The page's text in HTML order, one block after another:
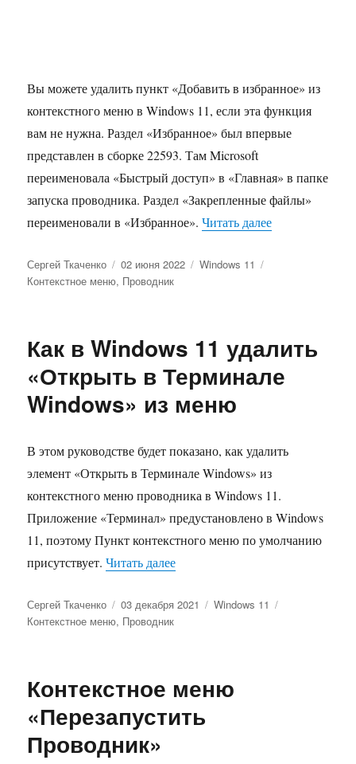
Вы можете удалить пункт «Добавить в избранное» из
контекстного меню в Windows 11, если эта функция
вам не нужна. Раздел «Избранное» был впервые
представлен в сборке 22593. Там Microsoft
переименовала «Быстрый доступ» в «Главная» в папке
запуска проводника. Раздел «Закрепленные файлы»
переименовали в «Избранное».Читать далее«Как удалить
Автор
Сергей Ткаченко Опубликовано
02 июня 2022 Рубрики
Windows 11
Контекстное меню, Проводник
Как в Windows 11 удалить
«Открыть в Терминале
Windows» из меню
В этом руководстве будет показано, как удалить
элемент «Открыть в Терминале Windows» из
контекстного меню проводника в Windows 11.
Приложение «Терминал» предустановлено в Windows
11, поэтому Пункт контекстного меню по умолчанию
присутствует.Читать далее«Как в Windows 11 удалить
Автор
Сергей Ткаченко Опубликовано
03 декабря 2021 Рубрики
Windows 11
Контекстное меню, Проводник
Контекстное меню
«Перезапустить
Проводник»